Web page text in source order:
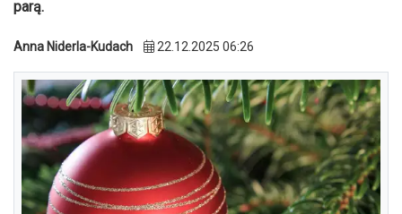
parą.
Anna Niderla-Kudach 22.12.2025 06:26